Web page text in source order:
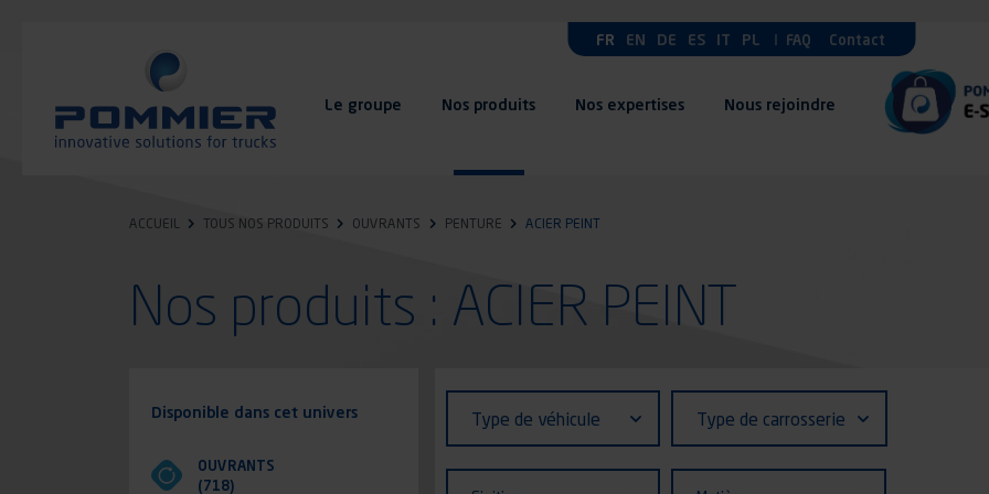
FR EN DE ES IT PL FAQ Contact
Le groupe Nos produits Nos expertises Nous rejoindre
ACCUEIL TOUS NOS PRODUITS OUVRANTS PENTURE ACIER PEINT
Nos produits : ACIER PEINT
véhicule
Type de véhicule
carrosserie
Type de carrosserie
Disponible dans cet univers
OUVRANTS
(718)